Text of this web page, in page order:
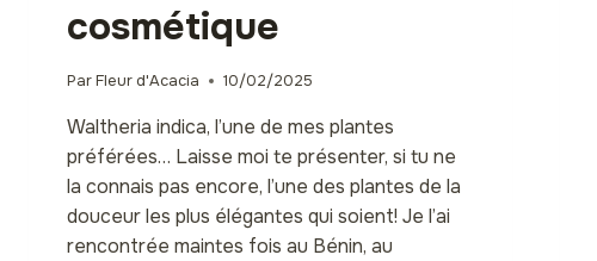
cosmétique
ParFleur d'Acacia 10/02/2025
Waltheria indica, l’une de mes plantes
préférées… Laisse moi te présenter, si tu ne
la connais pas encore, l’une des plantes de la
douceur les plus élégantes qui soient! Je l’ai
rencontrée maintes fois au Bénin, au